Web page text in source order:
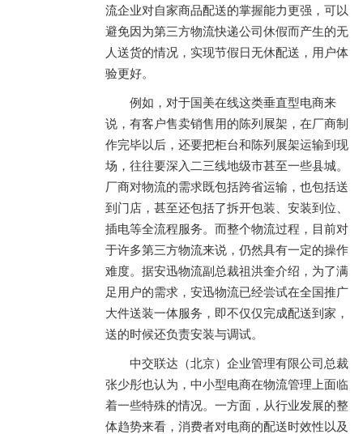
流企业对自家商品配送的掌握能力更强，可以
避免因为第三方物流快递公司休假而产生的无
人送货的情况，实现节假日无休配送，用户体
验更好。
例如，对于国美在线这类垂直型电商来
说，有客户售卖销售用的陈列展架，在厂商制
作完毕以后，还要把柜台和陈列展架运输到现
场，往往要深入二三线地级市甚至一些县城。
厂商对物流的需求既包括跨省运输，也包括送
到门店，甚至还包括了拆开包装、安装到位、
插电等全流程服务。而整个物流过程，目前对
于许多第三方物流来说，仍然具有一定的操作
难度。据安迅物流副总裁祖洪奎介绍，为了满
足用户的需求，安迅物流已经尝试在全国推广
大件送装一体服务，即不仅仅完成配送到家，
送的时候还负责安装与调试。
中交联达（北京）企业管理有限公司总裁
张少彤也认为，中小型电商在物流管理上面临
着一些特殊的情况。一方面，从行业发展的整
体趋势来看，消费者对电商的配送时效性以及